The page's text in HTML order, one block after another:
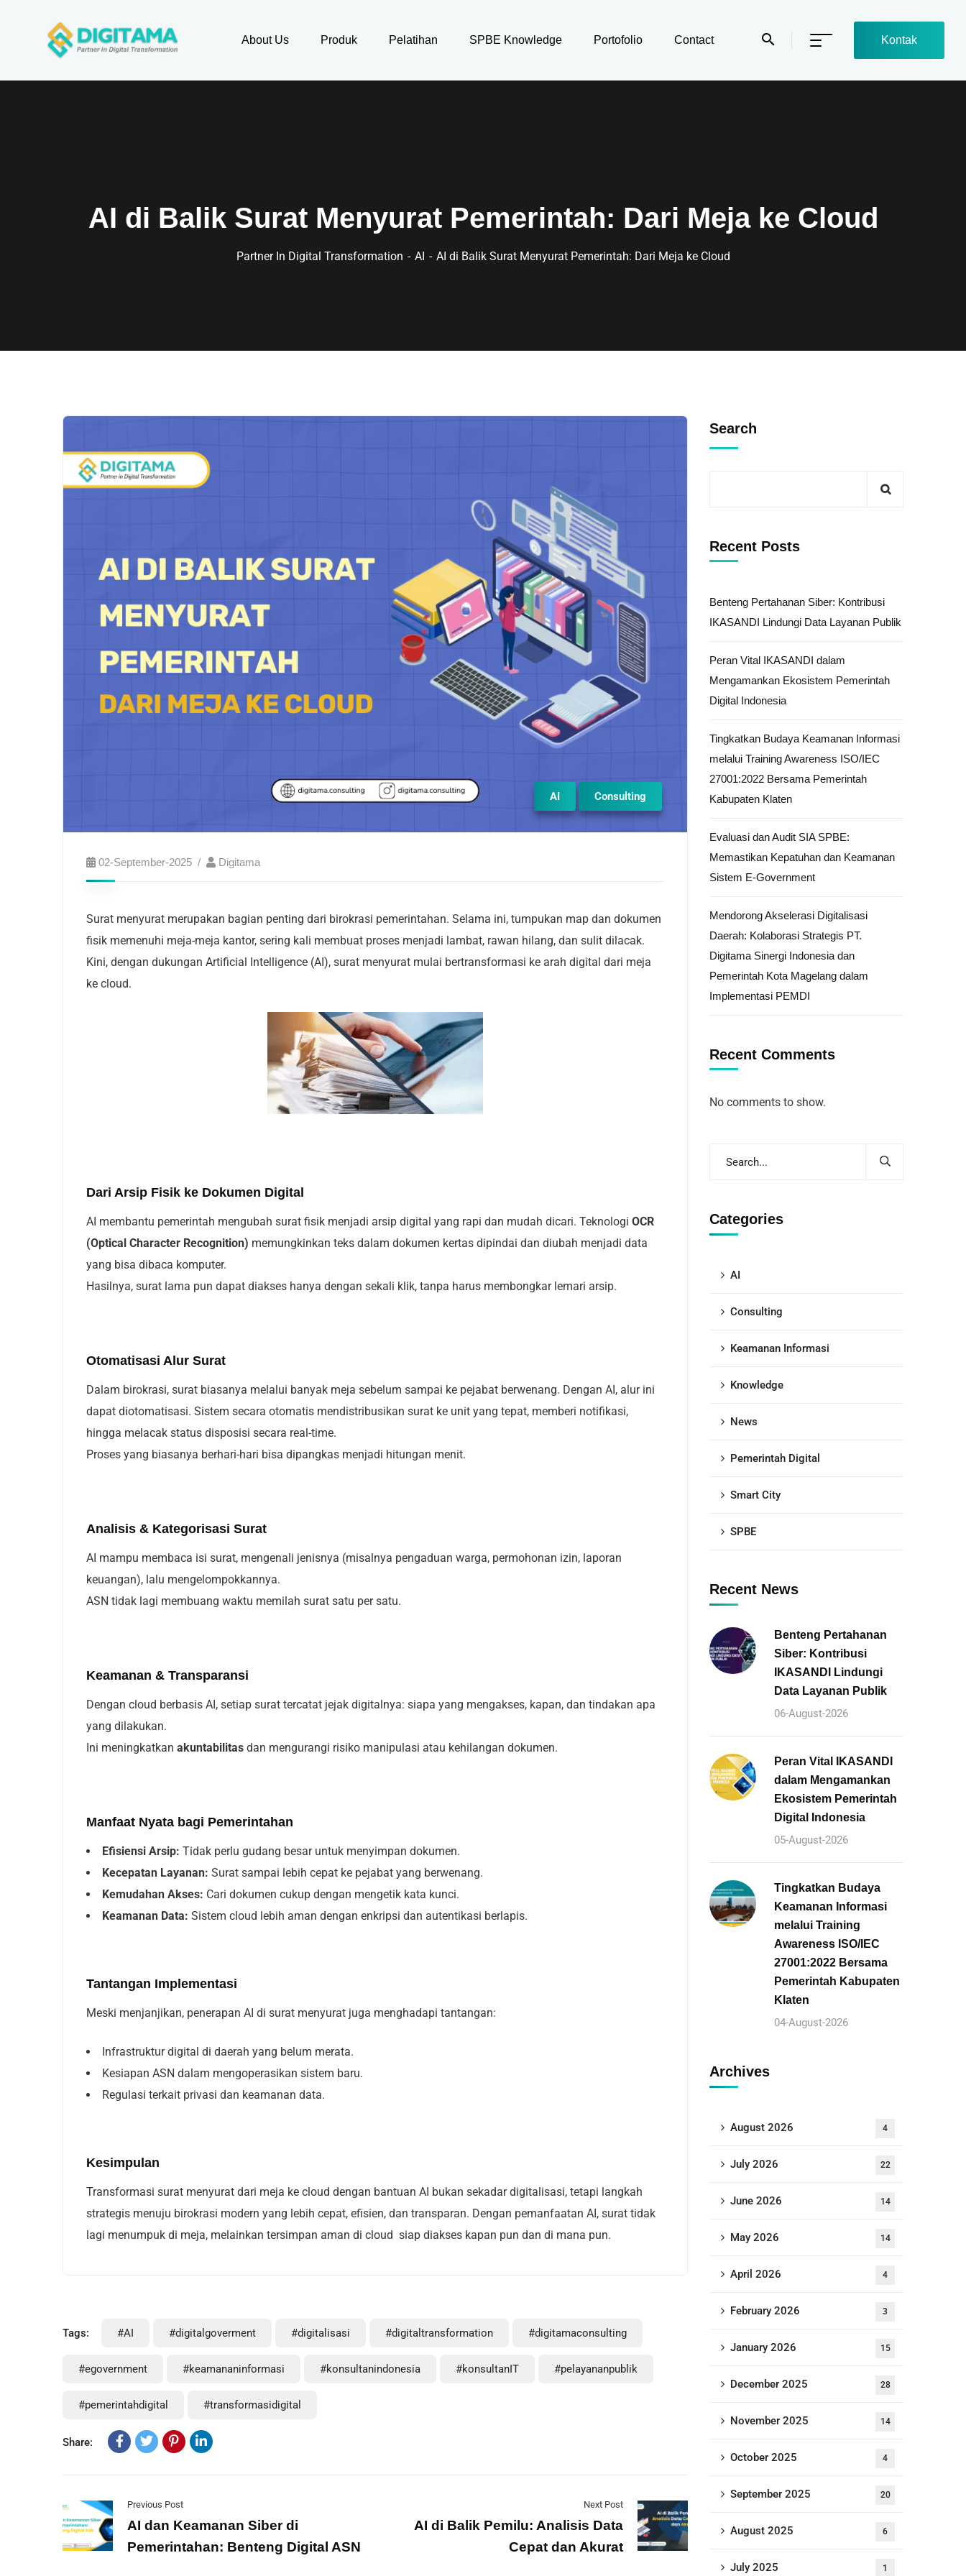
About Us Produk Pelatihan SPBE Knowledge Portofolio Contact Kontak
AI di Balik Surat Menyurat Pemerintah: Dari Meja ke Cloud
Partner In Digital Transformation AI AI di Balik Surat Menyurat Pemerintah: Dari Meja ke Cloud
AI Consulting
02-September-2025 Digitama
Surat menyurat merupakan bagian penting dari birokrasi pemerintahan. Selama ini, tumpukan map dan dokumen
fisik memenuhi meja-meja kantor, sering kali membuat proses menjadi lambat, rawan hilang, dan sulit dilacak.
Kini, dengan dukungan Artificial Intelligence (AI), surat menyurat mulai bertransformasi ke arah digital dari meja
ke cloud.
Dari Arsip Fisik ke Dokumen Digital
AI membantu pemerintah mengubah surat fisik menjadi arsip digital yang rapi dan mudah dicari. Teknologi OCR
(Optical Character Recognition) memungkinkan teks dalam dokumen kertas dipindai dan diubah menjadi data
yang bisa dibaca komputer.
Hasilnya, surat lama pun dapat diakses hanya dengan sekali klik, tanpa harus membongkar lemari arsip.
Otomatisasi Alur Surat
Dalam birokrasi, surat biasanya melalui banyak meja sebelum sampai ke pejabat berwenang. Dengan AI, alur ini
dapat diotomatisasi. Sistem secara otomatis mendistribusikan surat ke unit yang tepat, memberi notifikasi,
hingga melacak status disposisi secara real-time.
Proses yang biasanya berhari-hari bisa dipangkas menjadi hitungan menit.
Analisis & Kategorisasi Surat
AI mampu membaca isi surat, mengenali jenisnya (misalnya pengaduan warga, permohonan izin, laporan
keuangan), lalu mengelompokkannya.
ASN tidak lagi membuang waktu memilah surat satu per satu.
Keamanan & Transparansi
Dengan cloud berbasis AI, setiap surat tercatat jejak digitalnya: siapa yang mengakses, kapan, dan tindakan apa
yang dilakukan.
Ini meningkatkan akuntabilitas dan mengurangi risiko manipulasi atau kehilangan dokumen.
Manfaat Nyata bagi Pemerintahan
Efisiensi Arsip: Tidak perlu gudang besar untuk menyimpan dokumen.
Kecepatan Layanan: Surat sampai lebih cepat ke pejabat yang berwenang.
Kemudahan Akses: Cari dokumen cukup dengan mengetik kata kunci.
Keamanan Data: Sistem cloud lebih aman dengan enkripsi dan autentikasi berlapis.
Tantangan Implementasi
Meski menjanjikan, penerapan AI di surat menyurat juga menghadapi tantangan:
Infrastruktur digital di daerah yang belum merata.
Kesiapan ASN dalam mengoperasikan sistem baru.
Regulasi terkait privasi dan keamanan data.
Kesimpulan
Transformasi surat menyurat dari meja ke cloud dengan bantuan AI bukan sekadar digitalisasi, tetapi langkah
strategis menuju birokrasi modern yang lebih cepat, efisien, dan transparan. Dengan pemanfaatan AI, surat tidak
lagi menumpuk di meja, melainkan tersimpan aman di cloud siap diakses kapan pun dan di mana pun.
Tags: #AI #digitalgoverment #digitalisasi #digitaltransformation #digitamaconsulting
#egovernment #keamananinformasi #konsultanindonesia #konsultanIT #pelayananpublik
#pemerintahdigital #transformasidigital
Share:
Previous Post
AI dan Keamanan Siber di
Pemerintahan: Benteng Digital ASN
Next Post
AI di Balik Pemilu: Analisis Data
Cepat dan Akurat
Search
Recent Posts
Benteng Pertahanan Siber: Kontribusi
IKASANDI Lindungi Data Layanan Publik
Peran Vital IKASANDI dalam
Mengamankan Ekosistem Pemerintah
Digital Indonesia
Tingkatkan Budaya Keamanan Informasi
melalui Training Awareness ISO/IEC
27001:2022 Bersama Pemerintah
Kabupaten Klaten
Evaluasi dan Audit SIA SPBE:
Memastikan Kepatuhan dan Keamanan
Sistem E-Government
Mendorong Akselerasi Digitalisasi
Daerah: Kolaborasi Strategis PT.
Digitama Sinergi Indonesia dan
Pemerintah Kota Magelang dalam
Implementasi PEMDI
Recent Comments
No comments to show.
Categories
AI
Consulting
Keamanan Informasi
Knowledge
News
Pemerintah Digital
Smart City
SPBE
Recent News
Benteng Pertahanan
Siber: Kontribusi
IKASANDI Lindungi
Data Layanan Publik
06-August-2026
Peran Vital IKASANDI
dalam Mengamankan
Ekosistem Pemerintah
Digital Indonesia
05-August-2026
Tingkatkan Budaya
Keamanan Informasi
melalui Training
Awareness ISO/IEC
27001:2022 Bersama
Pemerintah Kabupaten
Klaten
04-August-2026
Archives
August 2026 4
July 2026 22
June 2026 14
May 2026 14
April 2026 4
February 2026 3
January 2026 15
December 2025 28
November 2025 14
October 2025 4
September 2025 20
August 2025 6
July 2025 1